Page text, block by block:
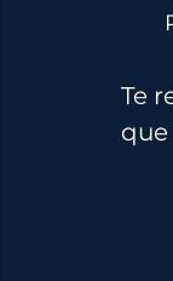
Te
que